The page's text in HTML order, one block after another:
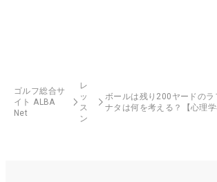
ゴルフ総合サ
イト ALBA
Net
レ
ッ
ス
ン
ボールは残り200ヤードの
ナタは何を考える？【心理学